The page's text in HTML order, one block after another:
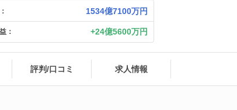
1534億7100万円
： 24億5600万円
評判/口コミ 求人情報